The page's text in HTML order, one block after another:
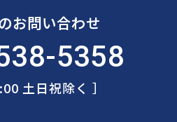
お問い合わせ
5358
土日祝除く ］